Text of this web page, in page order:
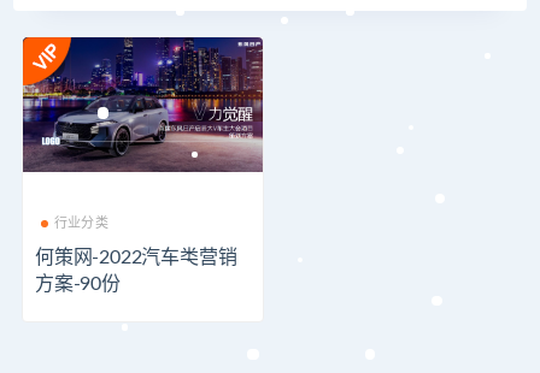
行业分类
何策网-2022汽车类营销
方案-90份